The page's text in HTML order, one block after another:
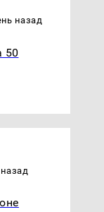
назад
50